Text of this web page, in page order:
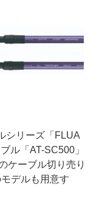
シリーズ「FLUA
ル「AT-SC500」
ケーブル切り売り
デルも用意す